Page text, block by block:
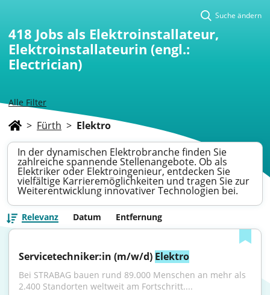
Alle Filter
Suche ändern
418 Jobs als Elektroinstallateur,
Elektroinstallateurin (engl.:
Electrician)
> Fürth > Elektro
In der dynamischen Elektrobranche finden Sie
zahlreiche spannende Stellenangebote. Ob als
Elektriker oder Elektroingenieur, entdecken Sie
vielfältige Karrieremöglichkeiten und tragen Sie zur
Weiterentwicklung innovativer Technologien bei.
Relevanz Datum Entfernung
Servicetechniker:in (m/w/d) Elektro
Bei STRABAG bauen rund 89.000 Menschen an mehr als
2.400 Standorten weltweit am Fortschritt....